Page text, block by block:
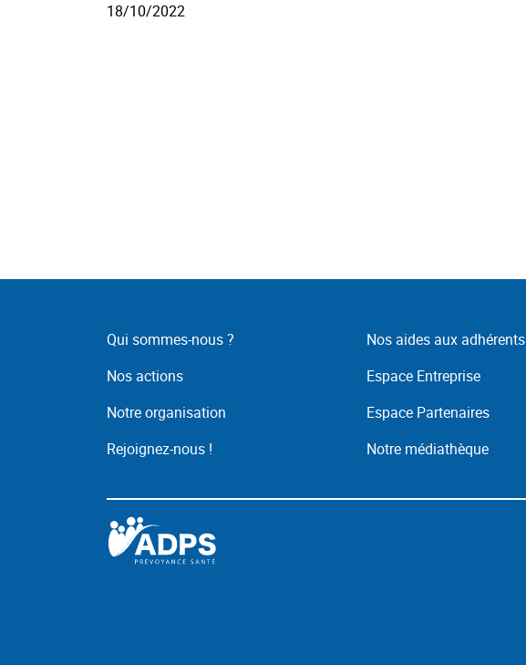
18/10/2022
Qui sommes-nous ?
Nos actions
Notre organisation
Rejoignez-nous !
Nos aides aux adhérents
Espace Entreprise
Espace Partenaires
Notre médiathèque